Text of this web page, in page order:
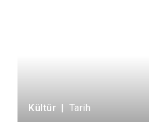
Kültür | Tarih